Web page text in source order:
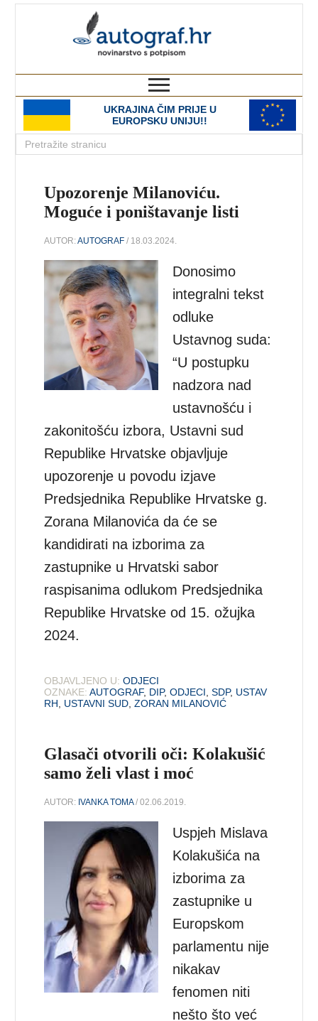
UKRAJINA ČIM PRIJE U
EUROPSKU UNIJU!!
Upozorenje Milanoviću.
Moguće i poništavanje listi
AUTOR:AUTOGRAF / 18.03.2024.
Donosimo
integralni tekst
odluke
Ustavnog suda:
“U postupku
nadzora nad
ustavnošću i
zakonitošću izbora, Ustavni sud
Republike Hrvatske objavljuje
upozorenje u povodu izjave
Predsjednika Republike Hrvatske g.
Zorana Milanovića da će se
kandidirati na izborima za
zastupnike u Hrvatski sabor
raspisanima odlukom Predsjednika
Republike Hrvatske od 15. ožujka
2024.
OBJAVLJENO U: ODJECI
OZNAKE: AUTOGRAF, DIP,ODJECI ,SDP, USTAV
RH
USTAVNI SUD ,ZORAN MILANOVIĆ
Glasači otvorili oči: Kolakušić
samo želi vlast i moć
AUTOR: IVANKA TOMA/ 02.06.2019.
Uspjeh Mislava
Kolakušića na
izborima za
zastupnike u
Europskom
parlamentu nije
nikakav
fenomen niti
nešto što već